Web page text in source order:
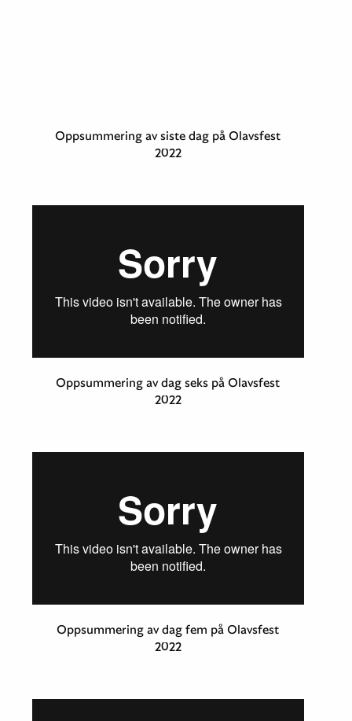
Oppsummering av siste dag på Olavsfest
2022
Oppsummering av dag seks på Olavsfest
2022
Oppsummering av dag fem på Olavsfest
2022